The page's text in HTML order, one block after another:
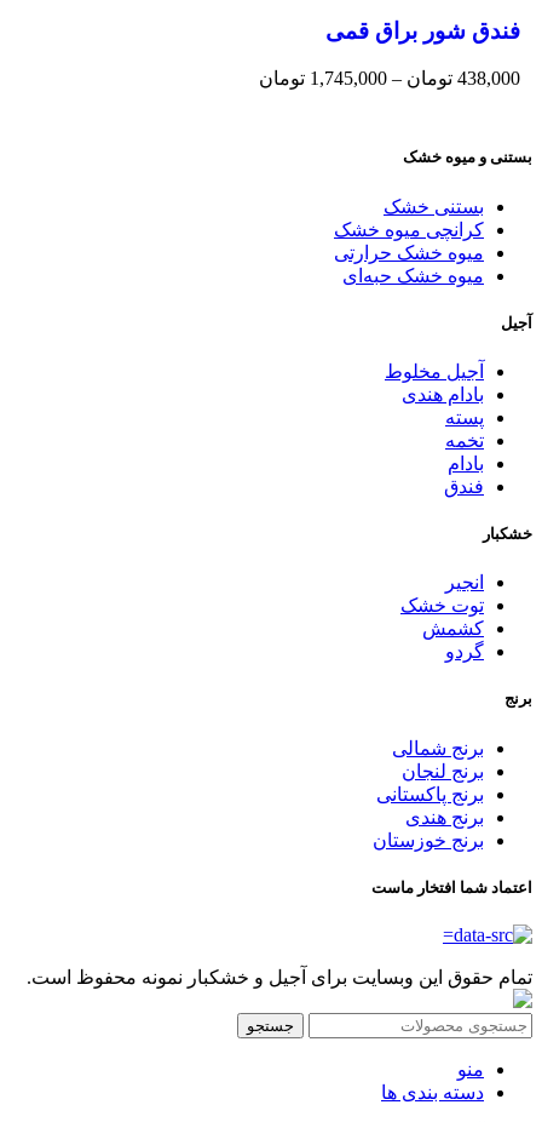
فندق شور براق قمی
438,000 تومان –
1,745,000 تومان
بستنی و میوه خشک
بستنی خشک
کرانچی میوه خشک
میوه خشک حرارتی
میوه خشک حبه‌ای
آجیل
آجیل مخلوط
بادام هندی
پسته
تخمه
بادام
فندق
خشکبار
انجیر
توت خشک
کشمش
گردو
برنج
برنج شمالی
برنج لنجان
برنج پاکستانی
برنج هندی
برنج خوزستان
اعتماد شما افتخار ماست
تمام حقوق این وبسایت برای آجیل و خشکبار نمونه محفوظ است.
جستجو
منو
دسته بندی ها